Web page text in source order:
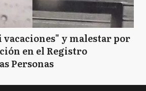
y malestar por
en el Registro
Personas